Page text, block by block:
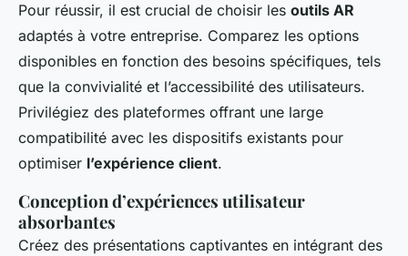
Pour réussir, il est crucial de choisir les outils AR
adaptés à votre entreprise. Comparez les options
disponibles en fonction des besoins spécifiques, tels
que la convivialité et l’accessibilité des utilisateurs.
Privilégiez des plateformes offrant une large
compatibilité avec les dispositifs existants pour
optimiser l’expérience client.
Conception d’expériences utilisateur
absorbantes
Créez des présentations captivantes en intégrant des